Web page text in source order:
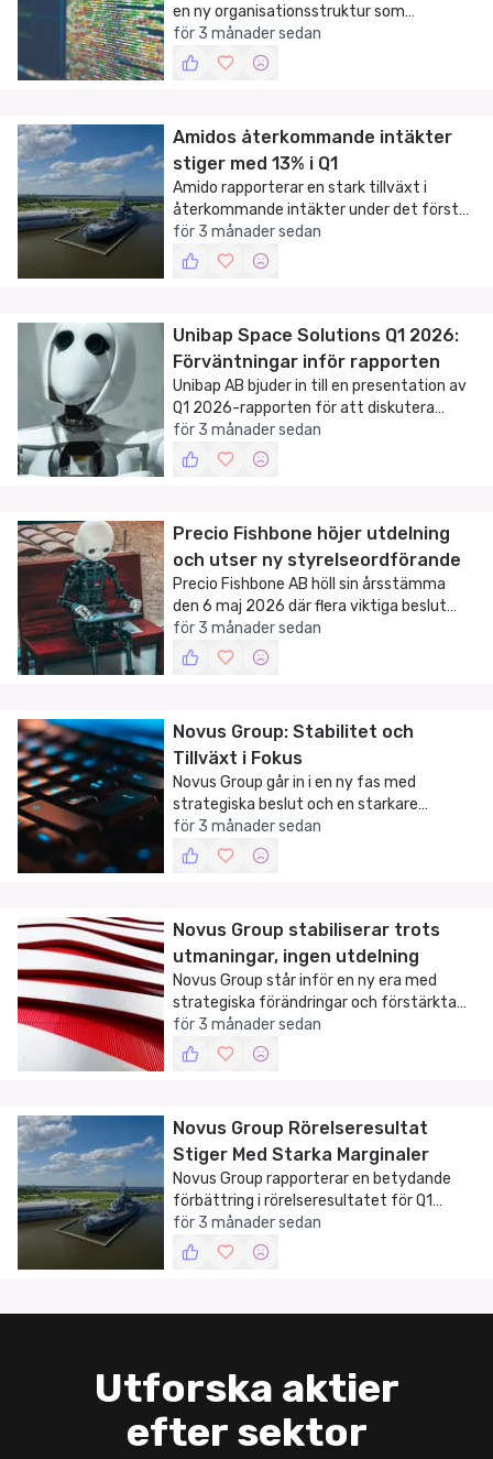
en ny organisationsstruktur som
förväntas generera betydande
kostnadsbesparingar.
för 3 månader sedan
Amidos återkommande intäkter
stiger med 13% i Q1
Amido rapporterar en stark tillväxt i
återkommande intäkter under det första
kvartalet 2026, vilket stärker deras
position på marknaden.
för 3 månader sedan
Unibap Space Solutions Q1 2026:
Förväntningar inför rapporten
Unibap AB bjuder in till en presentation av
Q1 2026-rapporten för att diskutera
företagets ekonomiska prestationer och
framtida utsikter.
för 3 månader sedan
Precio Fishbone höjer utdelning
och utser ny styrelseordförande
Precio Fishbone AB höll sin årsstämma
den 6 maj 2026 där flera viktiga beslut
fattades.
för 3 månader sedan
Novus Group: Stabilitet och
Tillväxt i Fokus
Novus Group går in i en ny fas med
strategiska beslut och en starkare
styrelse.
för 3 månader sedan
Novus Group stabiliserar trots
utmaningar, ingen utdelning
Novus Group står inför en ny era med
strategiska förändringar och förstärkta
internationella samarbeten, trots en
försämrad försäljningsutveckling.
för 3 månader sedan
Novus Group Rörelseresultat
Stiger Med Starka Marginaler
Novus Group rapporterar en betydande
förbättring i rörelseresultatet för Q1
2026.
för 3 månader sedan
Utforska aktier
efter sektor